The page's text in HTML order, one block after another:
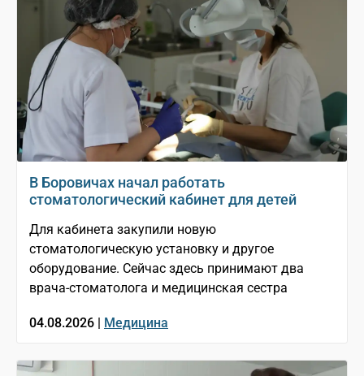
В Боровичах начал работать
стоматологический кабинет для детей
Для кабинета закупили новую
стоматологическую установку и другое
оборудование. Сейчас здесь принимают два
врача-стоматолога и медицинская сестра
04.08.2026 | Медицина